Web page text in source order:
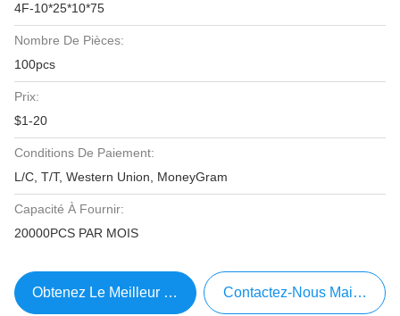
4F-10*25*10*75
Nombre De Pièces:
100pcs
Prix:
$1-20
Conditions De Paiement:
L/C, T/T, Western Union, MoneyGram
Capacité À Fournir:
20000PCS PAR MOIS
Obtenez Le Meilleur Prix Contactez-Nous Maintenant